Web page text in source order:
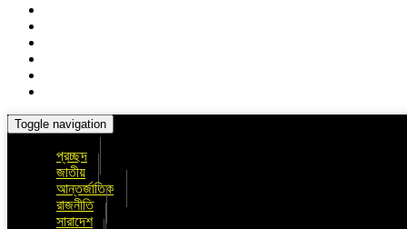
Toggle navigation
প্রচ্ছদ
জাতীয়
আন্তর্জাতিক
রাজনীতি
সারাদেশ